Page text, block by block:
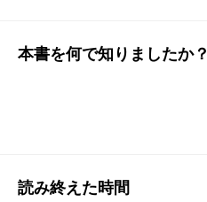
本書を何で知りましたか？
読み終えた時間